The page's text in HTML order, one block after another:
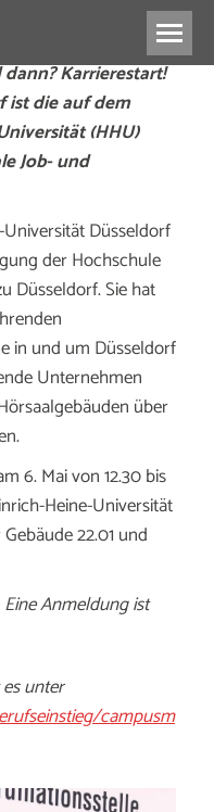
Karrierestart!
ist die auf dem
(HHU)
Job- und
Düsseldorf
der Hochschule
Düsseldorf. Sie hat
in und um Düsseldorf
Unternehmen
über
6. Mai von 12.30 bis
Heine-Universität
22.01 und
Anmeldung ist
unter
campusm